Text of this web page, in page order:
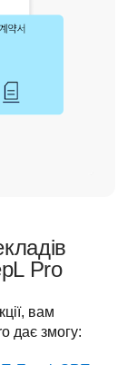
Pro
вам
дає змогу: